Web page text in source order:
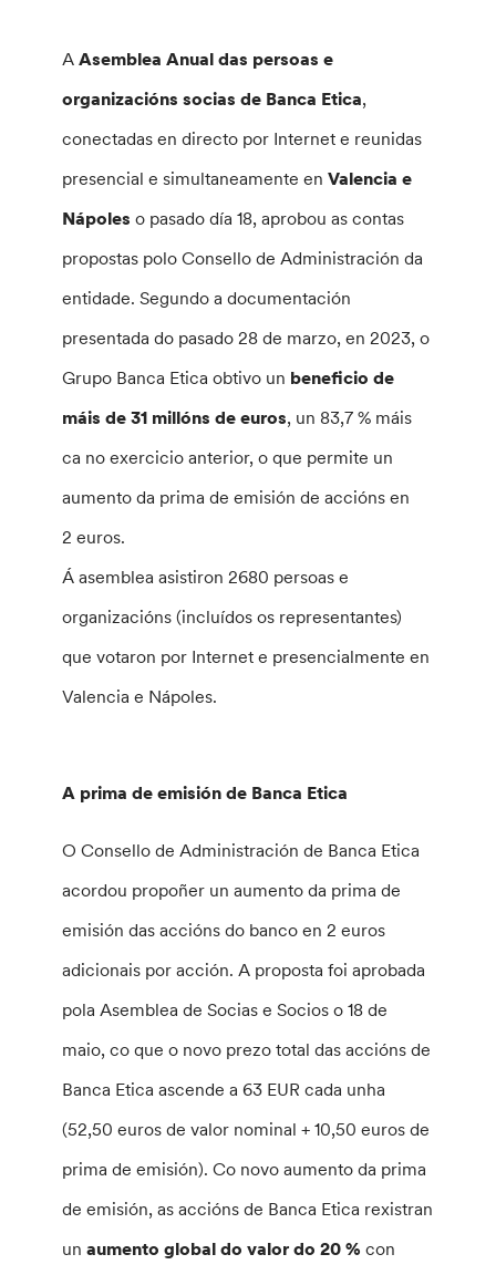
AAsemblea Anual das persoas e
organizacións socias de Banca Etica,
conectadas en directo por Internet e reunidas
presencial e simultaneamente enValencia e
Nápoles o pasado día 18, aprobou as contas
propostas polo Consello de Administración da
entidade. Segundo a documentación
presentada do pasado 28 de marzo, en 2023, o
Grupo Banca Etica obtivo un beneficio de
máis de 31 millóns de euros, un 83,7 % máis
ca no exercicio anterior, o que permite un
aumento da prima de emisión de accións en
2 euros.
Á asemblea asistiron 2680 persoas e
organizacións (incluídos os representantes)
que votaron por Internet e presencialmente en
Valencia e Nápoles.
A prima de emisión de Banca Etica
O Consello de Administración de Banca Etica
acordou propoñer un aumento da prima de
emisión das accións do banco en 2 euros
adicionais por acción. A proposta foi aprobada
pola Asemblea de Socias e Socios o 18 de
maio, co que o novo prezo total das accións de
Banca Etica ascende a 63 EUR cada unha
(52,50 euros de valor nominal + 10,50 euros de
prima de emisión). Co novo aumento da prima
de emisión, as accións de Banca Etica rexistran
unaumento global do valor do 20 %con